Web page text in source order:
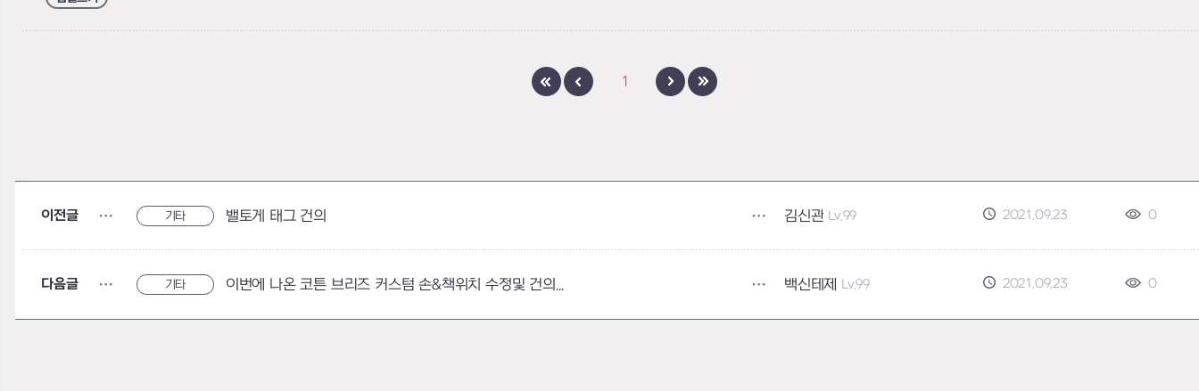
1
이전글 기타 밸토게 태그 건의 김신관 Lv.99 2021.09.23 0
다음글 기타 이번에 나온 코튼 브리즈 커스텀 손&책위치 수정및 건의합니다. 백신테제 Lv.99 2021.09.23 0